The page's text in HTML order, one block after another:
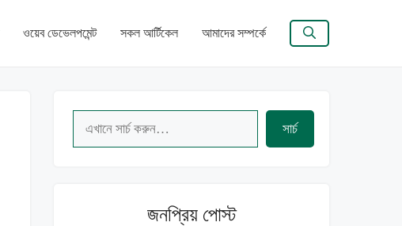
ওয়েব ডেভেলপমেন্ট সকল আর্টিকেল আমাদের সম্পর্কে
সার্চ
জনপ্রিয় পোস্ট